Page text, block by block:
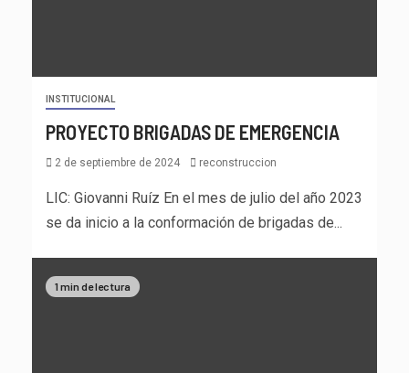
INSTITUCIONAL
PROYECTO BRIGADAS DE EMERGENCIA
2 de septiembre de 2024 reconstruccion
LIC: Giovanni Ruíz En el mes de julio del año 2023
se da inicio a la conformación de brigadas de...
1 min de lectura